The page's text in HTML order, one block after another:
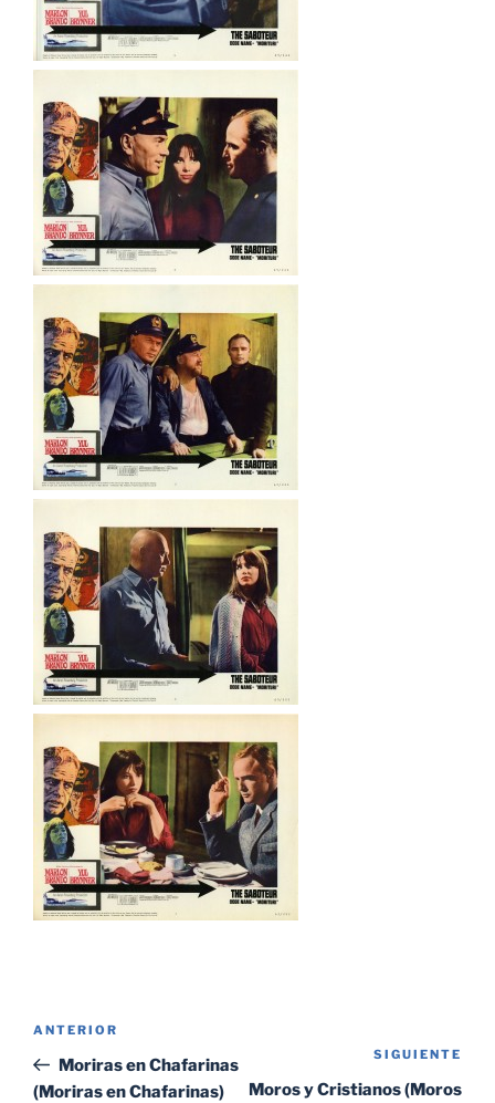
entradas
Entrada
anterior:
ANTERIOR
Moriras en Chafarinas
(Moriras en Chafarinas)
SIGUIENTE
Moros y Cristianos (Moros